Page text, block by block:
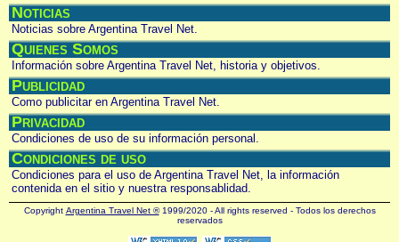
Noticias
Noticias sobre Argentina Travel Net.
Quienes Somos
Información sobre Argentina Travel Net, historia y objetivos.
Publicidad
Como publicitar en Argentina Travel Net.
Privacidad
Condiciones de uso de su información personal.
Condiciones de uso
Condiciones para el uso de Argentina Travel Net, la información
contenida en el sitio y nuestra responsablidad.
Copyright Argentina Travel Net ®1999/2020 - All rights reserved - Todos los derechos
reservados